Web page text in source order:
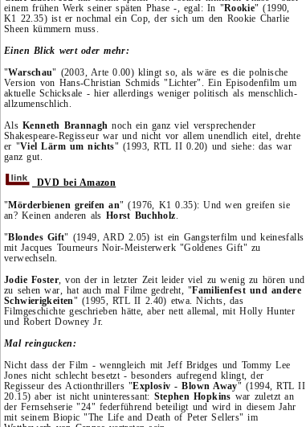
einem frühen Werk seiner späten Phase -, egal: In "Rookie" (1990,
K1 22.35) ist er nochmal ein Cop, der sich um den Rookie Charlie
Sheen kümmern muss.
Einen Blick wert oder mehr:
"Warschau" (2003, Arte 0.00) klingt so, als wäre es die polnische
Version von Hans-Christian Schmids "Lichter". Ein Episodenfilm um
aktuelle Schicksale - hier allerdings weniger politisch als menschlich-
allzumenschlich.
AlsKenneth Brannagh noch ein ganz viel versprechender
Shakespeare-Regisseur war und nicht vor allem unendlich eitel, drehte
er "Viel Lärm um nichts" (1993, RTL II 0.20) und siehe: das war
ganz gut.
DVD bei Amazon
"Mörderbienen greifen an" (1976, K1 0.35): Und wen greifen sie
an? Keinen anderen als Horst Buchholz.
"Blondes Gift" (1949, ARD 2.05) ist ein Gangsterfilm und keinesfalls
mit Jacques Tourneurs Noir-Meisterwerk "Goldenes Gift" zu
verwechseln.
Jodie Foster, von der in letzter Zeit leider viel zu wenig zu hören und
zu sehen war, hat auch mal Filme gedreht, "Familienfest und andere
Schwierigkeiten" (1995, RTL II 2.40) etwa. Nichts, das
Filmgeschichte geschrieben hätte, aber nett allemal, mit Holly Hunter
und Robert Downey Jr.
Mal reingucken:
Nicht dass der Film - wenngleich mit Jeff Bridges und Tommy Lee
Jones nicht schlecht besetzt - besonders aufregend klingt, der
Regisseur des Actionthrillers "Explosiv - Blown Away" (1994, RTL II
20.15) aber ist nicht uninteressant: Stephen Hopkins war zuletzt an
der Fernsehserie "24" federführend beteiligt und wird in diesem Jahr
mit seinem Biopic "The Life and Death of Peter Sellers" im